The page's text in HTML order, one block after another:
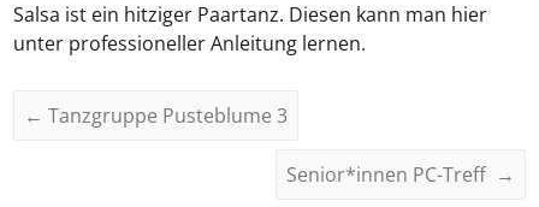
Salsa ist ein hitziger Paartanz. Diesen kann man hier
unter professioneller Anleitung lernen.
← Tanzgruppe Pusteblume 3
Senior*innen PC-Treff →